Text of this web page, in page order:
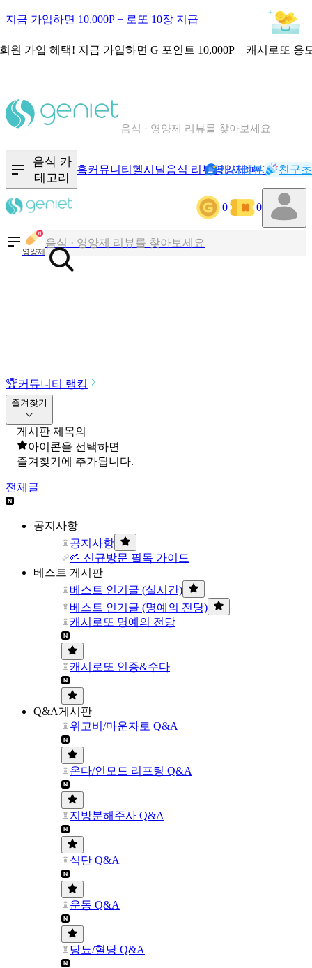
지금 가입하면 10,000P + 로또 10장 지급
원 가입 혜택! 지금 가입하면 G 포인트 10,000P + 캐시로또 응
음식 · 영양제 리뷰를 찾아보세요
음식 카
테고리
홈커뮤니티 헬시딜음식 리뷰영양제NEW기록
캐시리뷰 친구
0 0
영양제
칼로리와 영양성분을 검색해보세요
혈당 · 다이어트 음식 검색해보세요
음식 · 영양제 리뷰를 찾아보세요
🏆커뮤니티 랭킹
즐겨찾기
게시판 제목의
아이콘을 선택하면
즐겨찾기에 추가됩니다.
전체글
공지사항
공지사항
🌱 신규방문 필독 가이드
베스트 게시판
베스트 인기글 (실시간)
베스트 인기글 (명예의 전당)
캐시로또 명예의 전당
캐시로또 인증&수다
Q&A게시판
위고비/마운자로 Q&A
온다/인모드 리프팅 Q&A
지방분해주사 Q&A
식단 Q&A
운동 Q&A
당뇨/혈당 Q&A